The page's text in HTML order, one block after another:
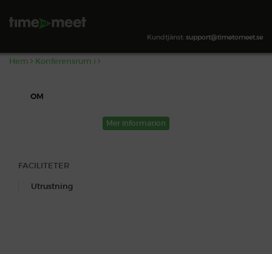
Kundtjänst: support@timetomeet.se
Hem Konferensrum i
OM
Mer information
FACILITETER
Utrustning